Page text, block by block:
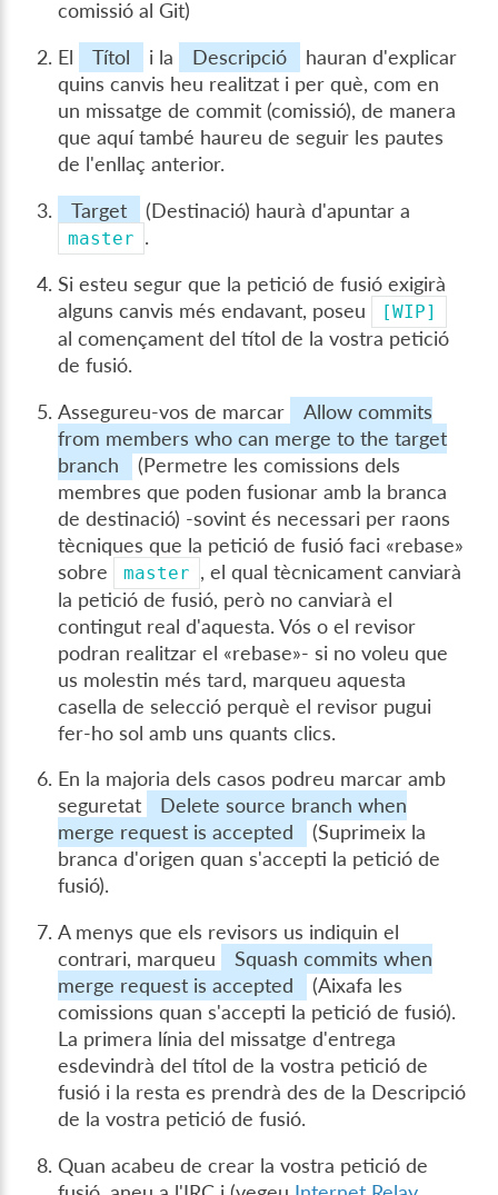
comissió al Git)
El
Títol i la Descripció
hauran d'explicar
quins canvis heu realitzat i per què, com en
un missatge de commit (comissió), de manera
que aquí també haureu de seguir les pautes
de l'enllaç anterior.
Target
(Destinació) haurà d'apuntar a
master .
Si esteu segur que la petició de fusió exigirà
alguns canvis més endavant, poseu
[WIP]
al començament del títol de la vostra petició
de fusió.
Assegureu-vos de marcar
Allow commits
from members who can merge to the target
branch
(Permetre les comissions dels
membres que poden fusionar amb la branca
de destinació) -sovint és necessari per raons
tècniques que la petició de fusió faci «rebase»
sobre
master , el qual tècnicament canviarà
la petició de fusió, però no canviarà el
contingut real d'aquesta. Vós o el revisor
podran realitzar el «rebase»- si no voleu que
us molestin més tard, marqueu aquesta
casella de selecció perquè el revisor pugui
fer-ho sol amb uns quants clics.
En la majoria dels casos podreu marcar amb
seguretat
Delete source branch when
merge request is accepted
(Suprimeix la
branca d'origen quan s'accepti la petició de
fusió).
A menys que els revisors us indiquin el
contrari, marqueu
Squash commits when
merge request is accepted
(Aixafa les
comissions quan s'accepti la petició de fusió).
La primera línia del missatge d'entrega
esdevindrà del títol de la vostra petició de
fusió i la resta es prendrà des de la Descripció
de la vostra petició de fusió.
Quan acabeu de crear la vostra petició de